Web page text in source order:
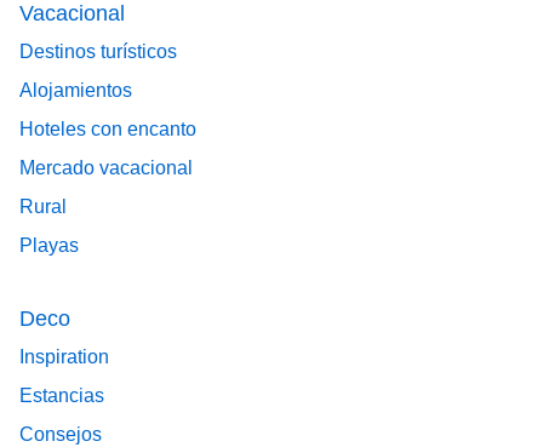
Vacacional
Destinos turísticos
Alojamientos
Hoteles con encanto
Mercado vacacional
Rural
Playas
Deco
Inspiration
Estancias
Consejos